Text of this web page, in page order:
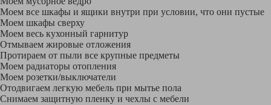
Моем все шкафы и ящики внутри при условии, что они пустые
Моем шкафы сверху
Моем весь кухонный гарнитур
Отмываем жировые отложения
Протираем от пыли все крупные предметы
Моем радиаторы отопления
Моем розетки/выключатели
Отодвигаем легкую мебель при мытье пола
Снимаем защитную пленку и чехлы с мебели